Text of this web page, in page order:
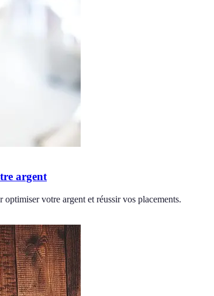
argent
votre argent et réussir vos placements.